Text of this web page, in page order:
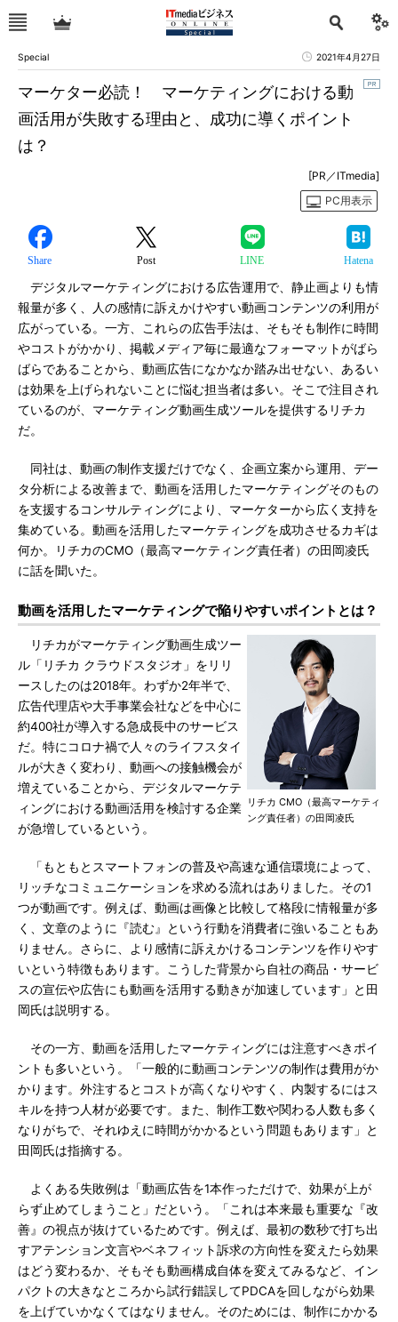
Special 2021年4月27日
マーケター必読！ マーケティングにおける動
画活用が失敗する理由と、成功に導くポイント
は？
[PR／ITmedia]
PC用表示
Share Post LINE Hatena
デジタルマーケティングにおける広告運用で、静止画よりも情
報量が多く、人の感情に訴えかけやすい動画コンテンツの利用が
広がっている。一方、これらの広告手法は、そもそも制作に時間
やコストがかかり、掲載メディア毎に最適なフォーマットがばら
ばらであることから、動画広告になかなか踏み出せない、あるい
は効果を上げられないことに悩む担当者は多い。そこで注目され
ているのが、マーケティング動画生成ツールを提供するリチカ
だ。
同社は、動画の制作支援だけでなく、企画立案から運用、デー
タ分析による改善まで、動画を活用したマーケティングそのもの
を支援するコンサルティングにより、マーケターから広く支持を
集めている。動画を活用したマーケティングを成功させるカギは
何か。リチカのCMO（最高マーケティング責任者）の田岡凌氏
に話を聞いた。
動画を活用したマーケティングで陥りやすいポイントとは？
リチカ CMO（最高マーケティ
ング責任者）の田岡凌氏
リチカがマーケティング動画生成ツー
ル「リチカ クラウドスタジオ」をリリ
ースしたのは2018年。わずか2年半で、
広告代理店や大手事業会社などを中心に
約400社が導入する急成長中のサービス
だ。特にコロナ禍で人々のライフスタイ
ルが大きく変わり、動画への接触機会が
増えていることから、デジタルマーケテ
ィングにおける動画活用を検討する企業
が急増しているという。
「もともとスマートフォンの普及や高速な通信環境によって、
リッチなコミュニケーションを求める流れはありました。その1
つが動画です。例えば、動画は画像と比較して格段に情報量が多
く、文章のように『読む』という行動を消費者に強いることもあ
りません。さらに、より感情に訴えかけるコンテンツを作りやす
いという特徴もあります。こうした背景から自社の商品・サービ
スの宣伝や広告にも動画を活用する動きが加速しています」と田
岡氏は説明する。
その一方、動画を活用したマーケティングには注意すべきポイ
ントも多いという。「一般的に動画コンテンツの制作は費用がか
かります。外注するとコストが高くなりやすく、内製するにはス
キルを持つ人材が必要です。また、制作工数や関わる人数も多く
なりがちで、それゆえに時間がかかるという問題もあります」と
田岡氏は指摘する。
よくある失敗例は「動画広告を1本作っただけで、効果が上が
らず止めてしまうこと」だという。「これは本来最も重要な『改
善』の視点が抜けているためです。例えば、最初の数秒で打ち出
すアテンション文言やベネフィット訴求の方向性を変えたら効果
はどう変わるか、そもそも動画構成自体を変えてみるなど、イン
パクトの大きなところから試行錯誤してPDCAを回しながら効果
を上げていかなくてはなりません。そのためには、制作にかかる